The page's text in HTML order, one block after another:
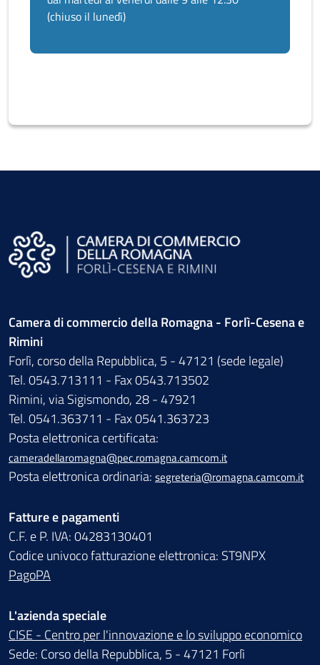
(chiuso il lunedì)
Camera di commercio della Romagna - Forlì-Cesena e
Rimini
Forlì, corso della Repubblica, 5 - 47121 (sede legale)
Tel. 0543.713111 - Fax 0543.713502
Rimini, via Sigismondo, 28 - 47921
Tel. 0541.363711 - Fax 0541.363723
Posta elettronica certificata:
cameradellaromagna@pec.romagna.camcom.it
Posta elettronica ordinaria: segreteria@romagna.camcom.it
Fatture e pagamenti
C.F. e P. IVA: 04283130401
Codice univoco fatturazione elettronica: ST9NPX
PagoPA
L'azienda speciale
CISE - Centro per l'innovazione e lo sviluppo economico
Sede: Corso della Repubblica, 5 - 47121 Forlì